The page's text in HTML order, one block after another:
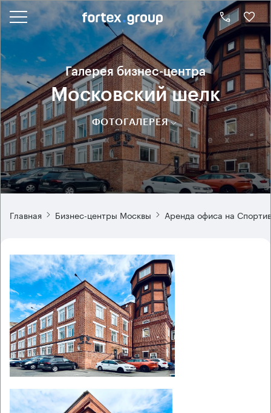
Галерея бизнес-центра
Московский шелк
ФОТОГАЛЕРЕЯ
Главная Бизнес-центры Москвы Аренда офиса на